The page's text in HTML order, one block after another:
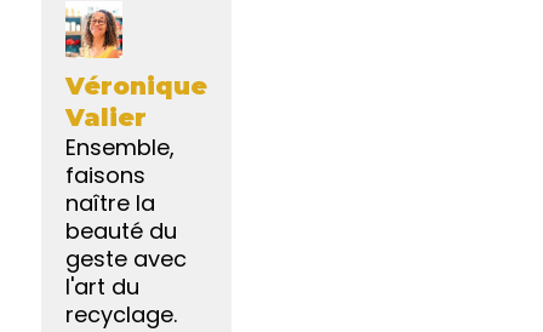
Véronique
Valier
Ensemble,
faisons
naître la
beauté du
geste avec
l'art du
recyclage.